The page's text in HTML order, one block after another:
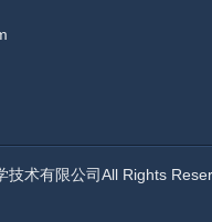
技术有限公司All Rights